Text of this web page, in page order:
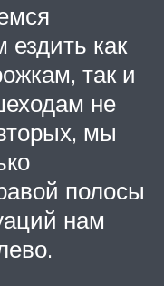
как
так и
не
мы
полосы
нам